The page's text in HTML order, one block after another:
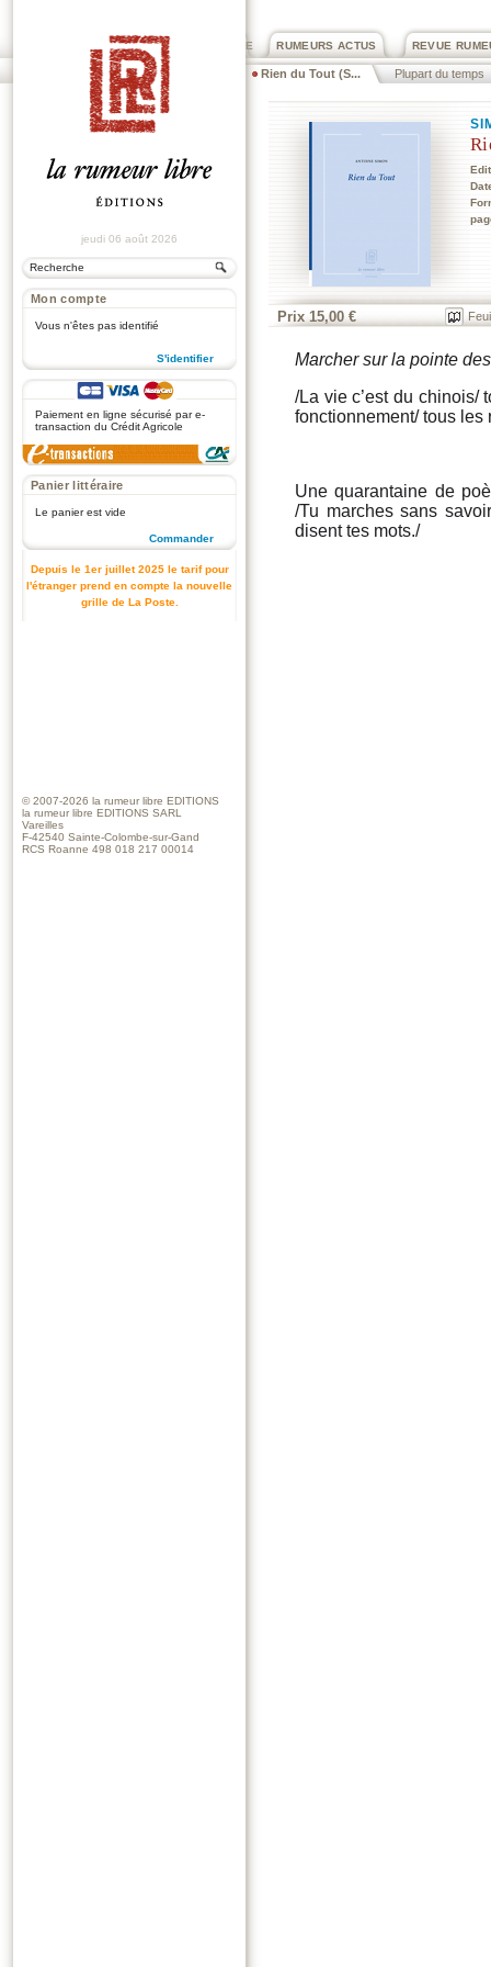
REVUE
RUMEURS ACTUS
PRIX ROGER DEXTRE
Rien du Tout (S... Plupart du temps
jeudi 06 août 2026
Mon compte
Vous n'êtes pas identifié
S'identifier
Paiement en ligne sécurisé par e-
transaction du Crédit Agricole
Panier littéraire
Le panier est vide
Commander
Depuis le 1er juillet 2025 le tarif pour
l'étranger prend en compte la nouvelle
grille de La Poste.
Prix 15,00 €
Marcher sur la pointe
/La vie c’est du chinois/
fonctionnement/ tous les
Une quarantaine de
/Tu marches sans
disent tes mots./
© 2007-2026 la rumeur libre EDITIONS
la rumeur libre EDITIONS SARL
Vareilles
F-42540 Sainte-Colombe-sur-Gand
RCS Roanne 498 018 217 00014